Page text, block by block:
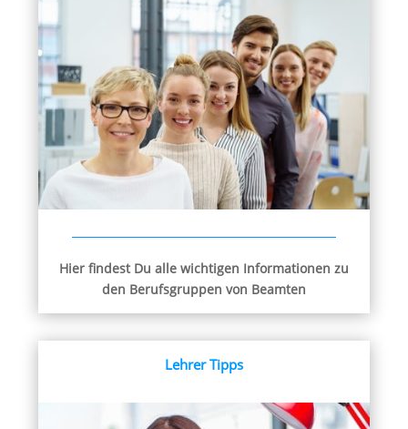
Hier findest Du alle wichtigen Informationen zu
den Berufsgruppen von Beamten
Lehrer Tipps